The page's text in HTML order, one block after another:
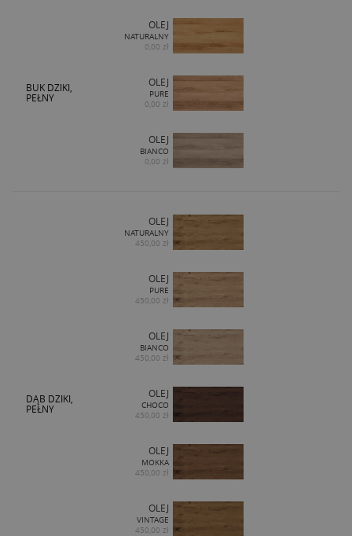
BUK DZIKI,
PEŁNY
OLEJ
NATURALNY
0,00 zł
OLEJ
PURE
0,00 zł
OLEJ
BIANCO
0,00 zł
DĄB DZIKI,
PEŁNY
OLEJ
NATURALNY
450,00 zł
OLEJ
PURE
450,00 zł
OLEJ
BIANCO
450,00 zł
OLEJ
CHOCO
450,00 zł
OLEJ
MOKKA
450,00 zł
OLEJ
VINTAGE
450,00 zł